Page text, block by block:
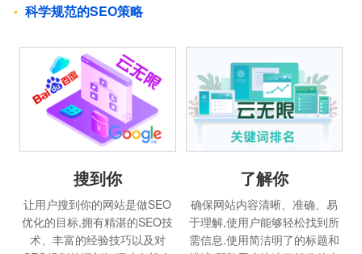
科学规范的SEO策略
搜到你
让用户搜到你的网站是做SEO
优化的目标,拥有精湛的SEO技
术、丰富的经验技巧以及对
了解你
确保网站内容清晰、准确、易
于理解,使用户能够轻松找到所
需信息.使用简洁明了的标题和